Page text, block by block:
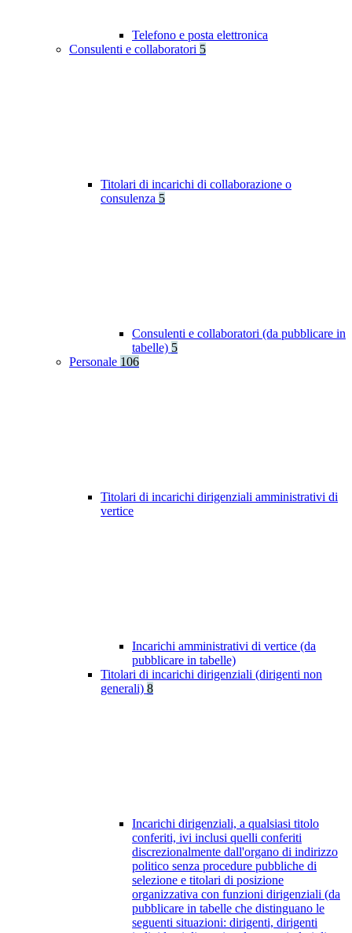
Telefono e posta elettronica
Consulenti e collaboratori 5
Titolari di incarichi di collaborazione o
consulenza 5
Consulenti e collaboratori (da pubblicare in
tabelle) 5
Personale 106
Titolari di incarichi dirigenziali amministrativi di
vertice
Incarichi amministrativi di vertice (da
pubblicare in tabelle)
Titolari di incarichi dirigenziali (dirigenti non
generali) 8
Incarichi dirigenziali, a qualsiasi titolo
conferiti, ivi inclusi quelli conferiti
discrezionalmente dall'organo di indirizzo
politico senza procedure pubbliche di
selezione e titolari di posizione
organizzativa con funzioni dirigenziali (da
pubblicare in tabelle che distinguano le
seguenti situazioni: dirigenti, dirigenti